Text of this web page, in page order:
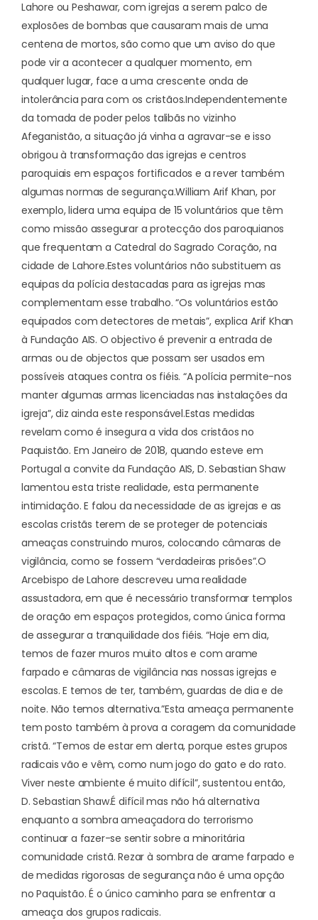
Lahore ou Peshawar, com igrejas a serem palco de
explosões de bombas que causaram mais de uma
centena de mortos, são como que um aviso do que
pode vir a acontecer a qualquer momento, em
qualquer lugar, face a uma crescente onda de
intolerância para com os cristãos.Independentemente
da tomada de poder pelos talibãs no vizinho
Afeganistão, a situação já vinha a agravar-se e isso
obrigou à transformação das igrejas e centros
paroquiais em espaços fortificados e a rever também
algumas normas de segurança.William Arif Khan, por
exemplo, lidera uma equipa de 15 voluntários que têm
como missão assegurar a protecção dos paroquianos
que frequentam a Catedral do Sagrado Coração, na
cidade de Lahore.Estes voluntários não substituem as
equipas da polícia destacadas para as igrejas mas
complementam esse trabalho. “Os voluntários estão
equipados com detectores de metais”, explica Arif Khan
à Fundação AIS. O objectivo é prevenir a entrada de
armas ou de objectos que possam ser usados em
possíveis ataques contra os fiéis. “A polícia permite-nos
manter algumas armas licenciadas nas instalações da
igreja”, diz ainda este responsável.Estas medidas
revelam como é insegura a vida dos cristãos no
Paquistão. Em Janeiro de 2018, quando esteve em
Portugal a convite da Fundação AIS, D. Sebastian Shaw
lamentou esta triste realidade, esta permanente
intimidação. E falou da necessidade de as igrejas e as
escolas cristãs terem de se proteger de potenciais
ameaças construindo muros, colocando câmaras de
vigilância, como se fossem “verdadeiras prisões”.O
Arcebispo de Lahore descreveu uma realidade
assustadora, em que é necessário transformar templos
de oração em espaços protegidos, como única forma
de assegurar a tranquilidade dos fiéis. “Hoje em dia,
temos de fazer muros muito altos e com arame
farpado e câmaras de vigilância nas nossas igrejas e
escolas. E temos de ter, também, guardas de dia e de
noite. Não temos alternativa.”Esta ameaça permanente
tem posto também à prova a coragem da comunidade
cristã. “Temos de estar em alerta, porque estes grupos
radicais vão e vêm, como num jogo do gato e do rato.
Viver neste ambiente é muito difícil”, sustentou então,
D. Sebastian Shaw.É difícil mas não há alternativa
enquanto a sombra ameaçadora do terrorismo
continuar a fazer-se sentir sobre a minoritária
comunidade cristã. Rezar à sombra de arame farpado e
de medidas rigorosas de segurança não é uma opção
no Paquistão. É o único caminho para se enfrentar a
ameaça dos grupos radicais.